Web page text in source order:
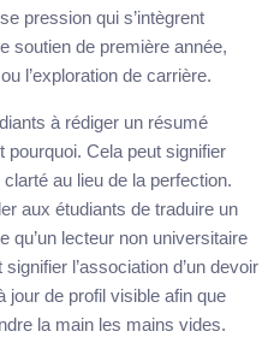
pression qui s’intègrent
soutien de première année,
l’exploration de carrière.
à rédiger un résumé
pourquoi. Cela peut signifier
au lieu de la perfection.
aux étudiants de traduire un
qu’un lecteur non universitaire
l’association d’un devoir
jour de profil visible afin que
la main les mains vides.